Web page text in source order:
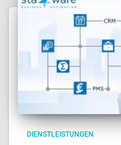
DIENSTLEISTUNGEN